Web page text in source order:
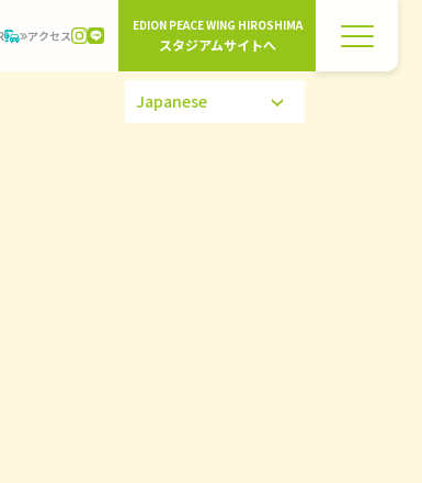
アクセス
EDION PEACE WING HIROSHIMA
スタジアムサイトへ